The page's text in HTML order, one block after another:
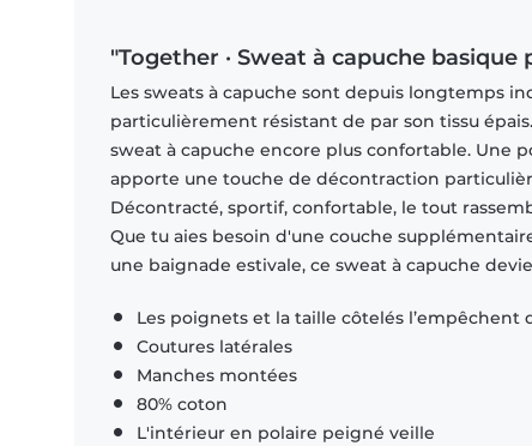
"Together · Sweat à capuche
Les sweats à capuche sont depuis longtemps
particulièrement résistant de par son tissu
sweat à capuche encore plus confortable. Une
apporte une touche de décontraction
Décontracté, sportif, confortable, le tout
Que tu aies besoin d'une couche
une baignade estivale, ce sweat à capuche
Les poignets et la taille côtelés l’empêchent
Coutures latérales
Manches montées
80% coton
L'intérieur en polaire peigné veille